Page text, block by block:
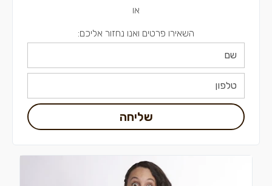
או
השאירו פרטים ואנו נחזור אליכם:
שליחה